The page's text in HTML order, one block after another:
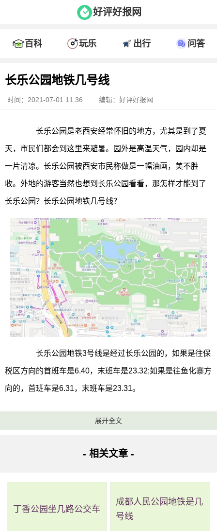
好评好报网
百科 玩乐 出行 问答
长乐公园地铁几号线
时间：2021-07-01 11:36 编辑：好评好报网
长乐公园是老西安经常怀旧的地方，尤其是到了夏
天，市民们都会到这里来避暑。园外是高温天气，园内却是
一片清凉。长乐公园被西安市民称做是一幅油画，美不胜
收。外地的游客当然也想到长乐公园看看，那怎样才能到了
长乐公园？长乐公园地铁几号线？
长乐公园地铁3号线是经过长乐公园的，如果是往保
税区方向的首班车是6.40，末班车是23.32;如果是往鱼化寨方
向的，首班车是6.31，末班车是23.31。
长乐公园是西安的城市森林公园，森林公园比起一
般的公园来说，其功能会更多一些。在长乐公园除了能休闲
娱乐外，还有紧急避险、调节生态气候、涵养水源的功能。
对市民来说，确实是一个好去处。特别是老西安，更是经机
票客户回园里来拍照留念。夏天去长乐公园，有茂密的树林
能为游客遮阳，在避暑功能;春天去园内，能欣赏百花齐放的
展开全文
- 相关文章 -
丁香公园坐几路公交车
成都人民公园地铁是几
号线